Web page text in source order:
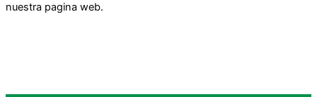
nuestra pagina web.